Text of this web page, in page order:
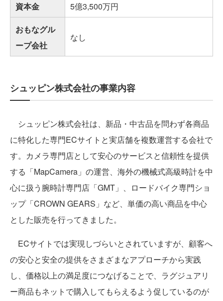
資本金
5億3,500万円
おもなグル
ープ会社
なし
シュッピン株式会社の事業内容
シュッピン株式会社は、新品・中古品を問わず各商品
に特化した専門ECサイトと実店舗を複数運営する会社で
す。カメラ専門店として安心のサービスと信頼性を提供
する「MapCamera」の運営、海外の機械式高級時計を中
心に扱う腕時計専門店「GMT」、ロードバイク専門ショ
ップ「CROWN GEARS」など、単価の高い商品を中心
とした販売を行ってきました。
ECサイトでは実現しづらいとされていますが、顧客へ
の安心と安全の提供をさまざまなアプローチから実践
し、価格以上の満足度につなげることで、ラグジュアリ
ー商品もネットで購入してもらえるよう促しているのが